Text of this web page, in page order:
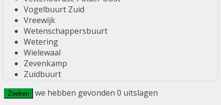
Vogelbuurt Zuid
Vreewijk
Wetenschappersbuurt
Wetering
Wielewaal
Zevenkamp
Zuidbuurt
Zoeken we hebben gevonden 0 uitslagen